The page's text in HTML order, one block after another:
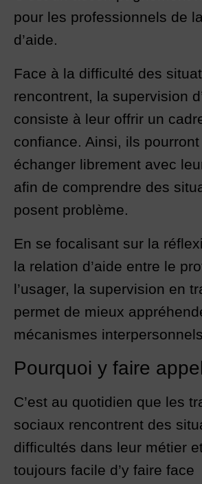
pour les professionnels de
d’aide.
Face à la difficulté des
rencontrent, la supervision
consiste à leur offrir un
confiance. Ainsi, ils
échanger librement avec
afin de comprendre des
posent problème.
En se focalisant sur la
la relation d’aide entre le
l’usager, la supervision en
permet de mieux
mécanismes
Pourquoi y faire
C’est au quotidien que les
sociaux rencontrent des
difficultés dans leur métier
toujours facile d’y faire face